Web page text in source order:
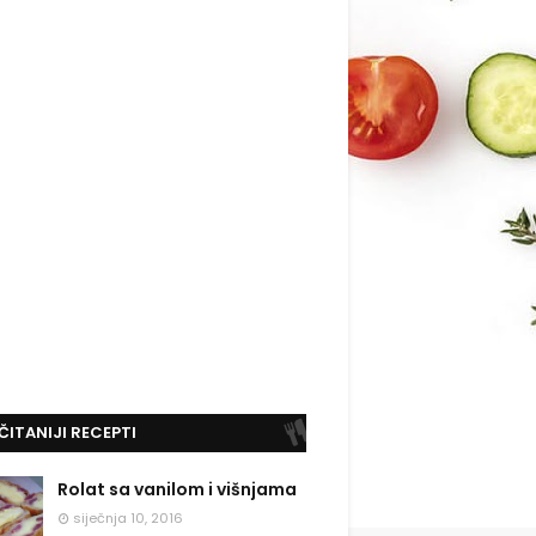
RECEPTI
Rolat sa vanilom i višnjama
siječnja 10, 2016